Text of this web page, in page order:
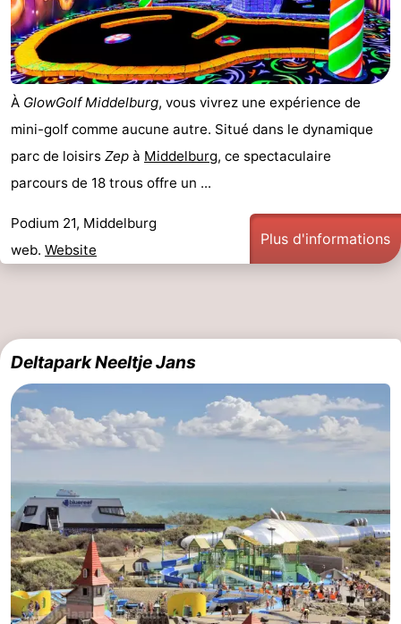
À GlowGolf Middelburg, vous vivrez une expérience de
mini-golf comme aucune autre. Situé dans le dynamique
parc de loisirs Zep à Middelburg, ce spectaculaire
parcours de 18 trous offre un ...
Podium 21, Middelburg
web. Website
Plus d'informations
Deltapark Neeltje Jans